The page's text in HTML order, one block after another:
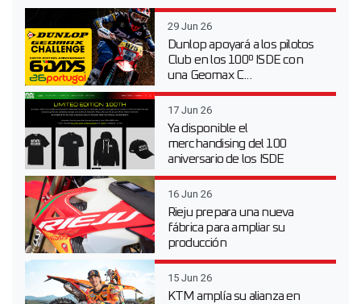
29 Jun 26
Dunlop apoyará a los pilotos
Club en los 100º ISDE con
una Geomax C...
17 Jun 26
Ya disponible el
merchandising del 100
aniversario de los ISDE
16 Jun 26
Rieju prepara una nueva
fábrica para ampliar su
producción
15 Jun 26
KTM amplía su alianza en